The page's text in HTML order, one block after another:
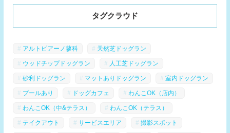
タグクラウド
アルトピアーノ蓼科 天然芝ドッグラン
ウッドチップドッグラン 人工芝ドッグラン
砂利ドッグラン マットありドッグラン 室内ドッグラン
プールあり ドッグカフェ わんこOK（店内）
わんこOK（中&テラス） わんこOK（テラス）
テイクアウト サービスエリア 撮影スポット